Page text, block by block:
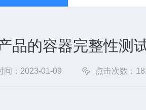
品的容器完整性测
间：2023-01-09 点击次数：